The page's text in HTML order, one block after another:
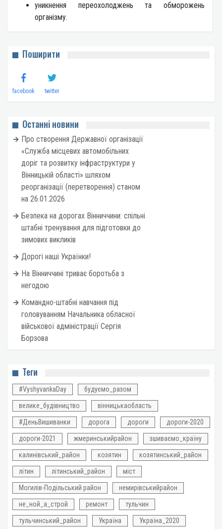
уникнення переохолоджень та обморожень
організму.
Поширити
facebook twitter
Останні новини
Про створення Державної організації
«Служба місцевих автомобільних
доріг та розвитку інфраструктури у
Вінницькій області» шляхом
реорганізації (перетворення) станом
на 26.01.2026
Безпека на дорогах Вінниччини: спільні
штабні тренування для підготовки до
зимових викликів
Дорогі наші Українки!
На Вінниччині триває боротьба з
негодою
Командно-штабні навчання під
головуванням Начальника обласної
військової адміністрації Сергія
Борзова
Теги
#VyshyvankaDay будуємо_разом
велике_будівництво вінницькаобласть
#ДеньВишиванки дорога дороги дороги-2020
дороги-2021 жмеринськийрайон зшиваємо_країну
калинівський_район козятин козятинський_район
літин літинський_район міст
Могилів-Подільський район немирівськийрайон
не_ной_а_строй ремонт тульчин
тульчинський_район Україна Україна_2020